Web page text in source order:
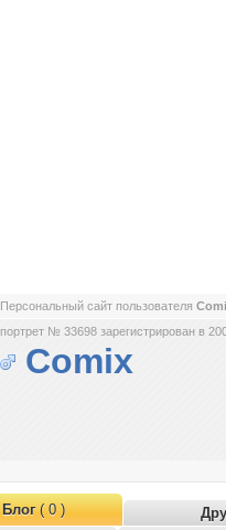
Персональный сайт пользователя
портрет № 33698 зарегистрирован в
Comix
Блог( 0 )